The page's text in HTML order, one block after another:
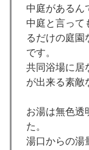
中庭があるん
中庭と言って
るだけの庭園
です。
共同浴場に居
が出来る素敵
お湯は無色透
た。
湯口からの湯